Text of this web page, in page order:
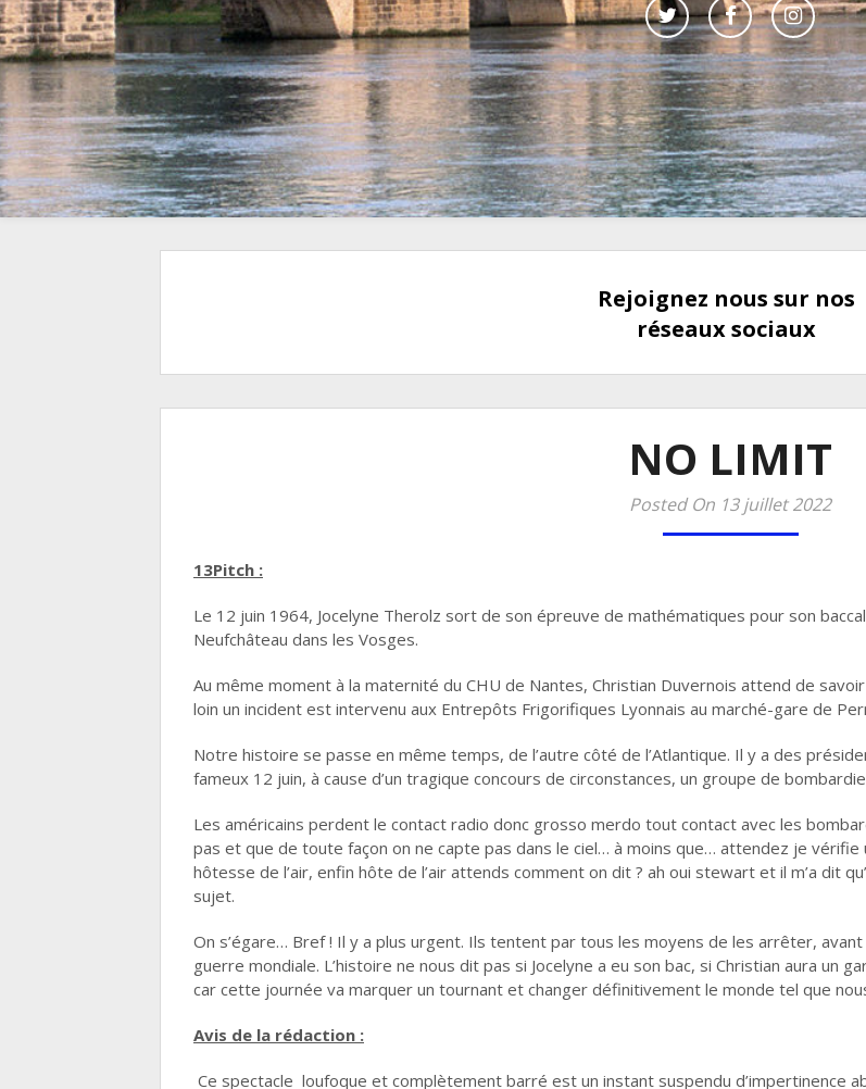
Rejoignez nous sur nos
réseaux sociaux
NO LIMIT
Posted On 13 juillet 2022
13Pitch :
Le 12 juin 1964, Jocelyne Therolz sort de son épreuve de mathématiques pour son
Neufchâteau dans les Vosges.
Au même moment à la maternité du CHU de Nantes, Christian Duvernois attend de
loin un incident est intervenu aux Entrepôts Frigorifiques Lyonnais au marché-gare de
Notre histoire se passe en même temps, de l’autre côté de l’Atlantique. Il y a des
fameux 12 juin, à cause d’un tragique concours de circonstances, un groupe de
Les américains perdent le contact radio donc grosso merdo tout contact avec les
pas et que de toute façon on ne capte pas dans le ciel… à moins que… attendez je vérifie
hôtesse de l’air, enfin hôte de l’air attends comment on dit ? ah oui stewart et il m’a dit
sujet.
On s’égare… Bref ! Il y a plus urgent. Ils tentent par tous les moyens de les arrêter,
guerre mondiale. L’histoire ne nous dit pas si Jocelyne a eu son bac, si Christian aura un
car cette journée va marquer un tournant et changer définitivement le monde tel que
Avis de la rédaction :
Ce spectacle loufoque et complètement barré est un instant suspendu d’impertinence